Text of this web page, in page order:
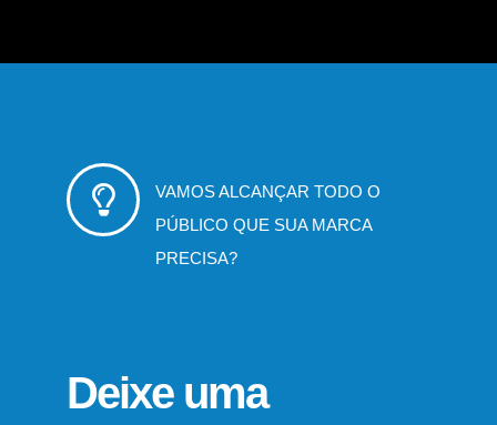
VAMOS ALCANÇAR TODO O
PÚBLICO QUE SUA MARCA
PRECISA?
Deixe uma